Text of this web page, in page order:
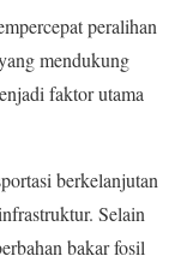
peralihan
mendukung
faktor utama
berkelanjutan
Selain
bakar fosil